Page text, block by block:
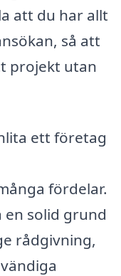
att du har allt
så att
projekt utan
ett företag
fördelar.
en solid grund
rådgivning,